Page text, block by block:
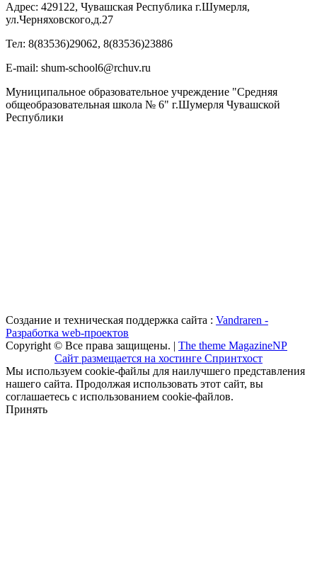
Адрес: 429122, Чувашская Республика г.Шумерля,
ул.Черняховского,д.27
Тел: 8(83536)29062, 8(83536)23886
Е-mail: shum-school6@rchuv.ru
Муниципальное образовательное учреждение "Средняя
общеобразовательная школа № 6" г.Шумерля Чувашской
Республики
Создание и техническая поддержка сайта : Vandraren -
Разработка web-проектов
Copyright © Все права защищены. | The theme MagazineNP
Сайт размещается на хостинге Спринтхост
Мы используем cookie-файлы для наилучшего представления
нашего сайта. Продолжая использовать этот сайт, вы
соглашаетесь с использованием cookie-файлов.
Принять